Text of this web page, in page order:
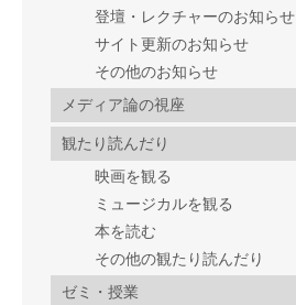
登壇・レクチャーのお知らせ
サイト更新のお知らせ
その他のお知らせ
メディア論の視座
観たり読んだり
映画を観る
ミュージカルを観る
本を読む
その他の観たり読んだり
ゼミ・授業